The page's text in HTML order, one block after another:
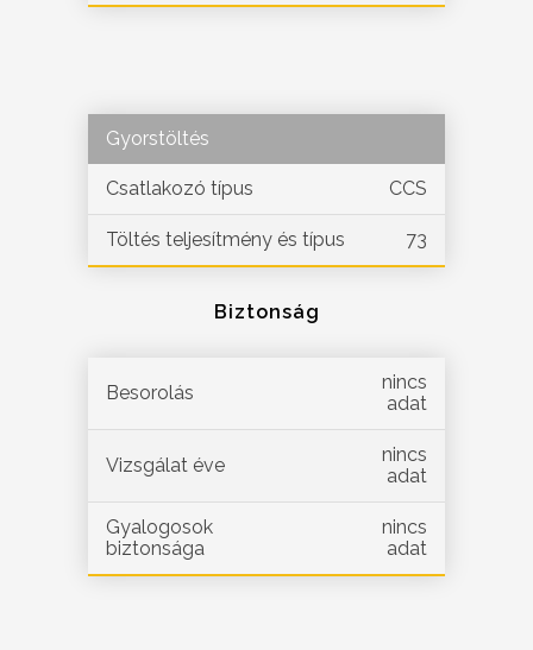
Gyorstöltés
Csatlakozó típus CCS
Töltés teljesítmény és típus 73
Biztonság
Besorolás
nincs
adat
Vizsgálat éve
nincs
adat
Gyalogosok
biztonsága
nincs
adat